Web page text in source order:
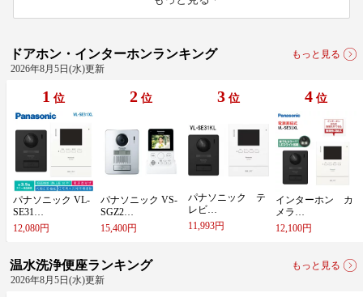
ドアホン・インターホンランキング
もっと見る
2026年8月5日(水)更新
1 位
パ​ナ​ソ​ニ​ッ​ク​ ​V​L​-​
S​E​3​1​…
12,080円
2 位
パ​ナ​ソ​ニ​ッ​ク​ ​V​S​-​
S​G​Z​2​…
15,400円
3 位
パ​ナ​ソ​ニ​ッ​ク​ ​テ​
レ​ビ​…
11,993円
4 位
イ​ン​タ​ー​ホ​ン​ ​カ​
メ​ラ​…
12,100円
温水洗浄便座ランキング
もっと見る
2026年8月5日(水)更新